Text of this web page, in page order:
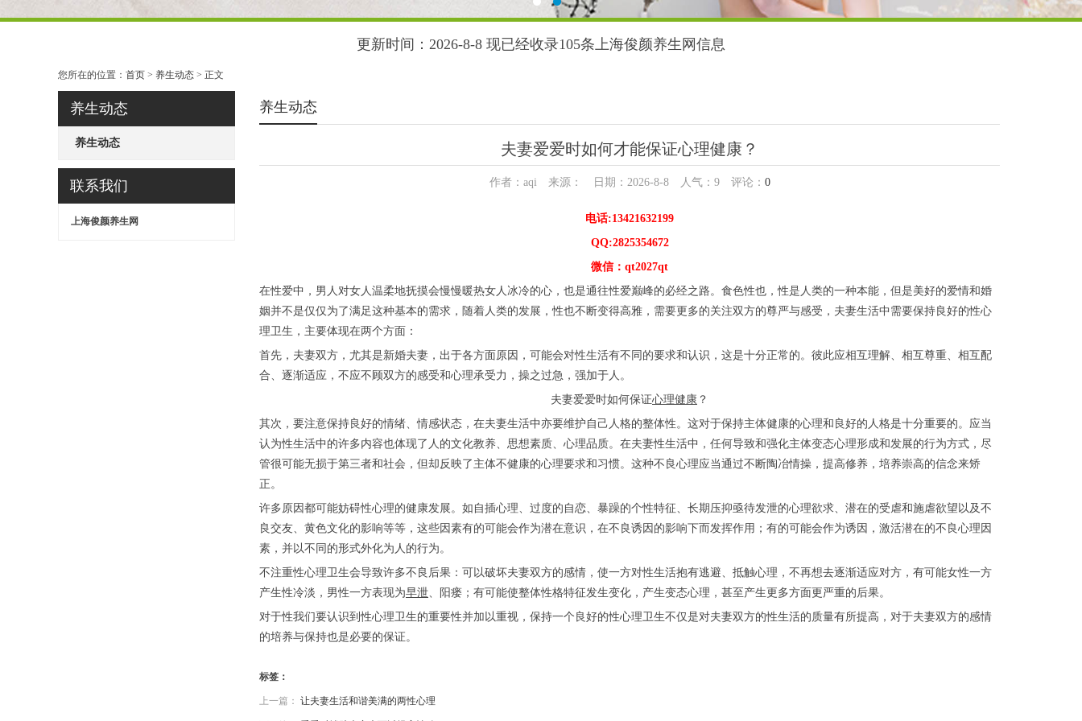
更新时间：2026-8-8 现已经收录105条上海俊颜养生网信息
您所在的位置： 首页 > 养生动态 > 正文
养生动态
养生动态
联系我们
上海俊颜养生网
养生动态
夫妻爱爱时如何才能保证心理健康？
作者：aqi 来源： 日期：2026-8-8 人气： 9评论： 0
电话:13421632199
QQ:2825354672
微信：qt2027qt
在性爱中，男人对女人温柔地抚摸会慢慢暖热女人冰冷的心，也是通往性爱巅峰的必经之路。食色性也，性是人类的一种本能，但是美好的爱情和婚
姻并不是仅仅为了满足这种基本的需求，随着人类的发展，性也不断变得高雅，需要更多的关注双方的尊严与感受，夫妻生活中需要保持良好的性心
理卫生，主要体现在两个方面：
首先，夫妻双方，尤其是新婚夫妻，出于各方面原因，可能会对性生活有不同的要求和认识，这是十分正常的。彼此应相互理解、相互尊重、相互配
合、逐渐适应，不应不顾双方的感受和心理承受力，操之过急，强加于人。
夫妻爱爱时如何保证心理健康 ？
其次，要注意保持良好的情绪、情感状态，在夫妻生活中亦要维护自己人格的整体性。这对于保持主体健康的心理和良好的人格是十分重要的。应当
认为性生活中的许多内容也体现了人的文化教养、思想素质、心理品质。在夫妻性生活中，任何导致和强化主体变态心理形成和发展的行为方式，尽
管很可能无损于第三者和社会，但却反映了主体不健康的心理要求和习惯。这种不良心理应当通过不断陶冶情操，提高修养，培养崇高的信念来矫
正。
许多原因都可能妨碍性心理的健康发展。如自插心理、过度的自恋、暴躁的个性特征、长期压抑亟待发泄的心理欲求、潜在的受虐和施虐欲望以及不
良交友、黄色文化的影响等等，这些因素有的可能会作为潜在意识，在不良诱因的影响下而发挥作用；有的可能会作为诱因，激活潜在的不良心理因
素，并以不同的形式外化为人的行为。
不注重性心理卫生会导致许多不良后果：可以破坏夫妻双方的感情，使一方对性生活抱有逃避、抵触心理，不再想去逐渐适应对方，有可能女性一方
产生性冷淡，男性一方表现为早泄、阳瘘；有可能使整体性格特征发生变化，产生变态心理，甚至产生更多方面更严重的后果。
对于性我们要认识到性心理卫生的重要性并加以重视，保持一个良好的性心理卫生不仅是对夫妻双方的性生活的质量有所提高，对于夫妻双方的感情
的培养与保持也是必要的保证。
标签：
上一篇： 让夫妻生活和谐美满的两性心理